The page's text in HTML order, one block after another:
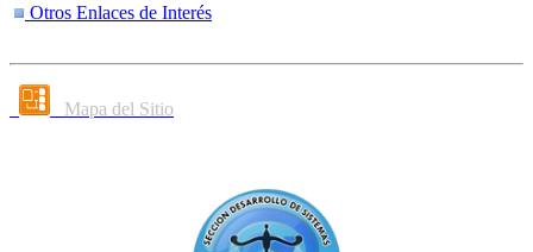
Otros Enlaces de Interés
Mapa del Sitio